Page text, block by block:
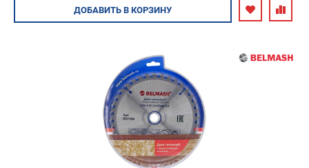
Авторизуйтесь
ДОБАВИТЬ В КОРЗИНУ